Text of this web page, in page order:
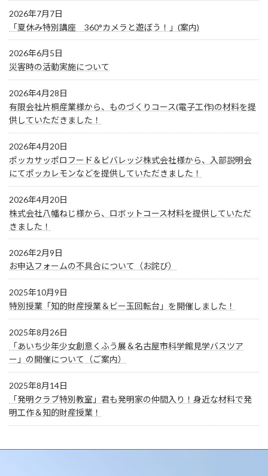
2026年7月7日
「夏休み特別講座 360°カメラと遊ぼう！」(案内)
2026年6月5日
災害時の活動実施について
2026年4月28日
有限会社片桐産業様から、ものづくりコース(電子工作)の材料を提
供していただきました！
2026年4月20日
ポッカサッポロフード＆ビバレッジ株式会社様から、入部説明会
にてポッカレモンなどを提供していただきました！
2026年4月20日
株式会社八幡ねじ様から、ロボットコース材料を提供していただ
きました！
2026年2月9日
お申込フォームの不具合について（お詫び）
2025年10月9日
特別授業「知的財産授業＆ビー玉回転台」を開催しました！
2025年8月26日
「あいち少年少女創意くふう展＆名古屋市科学館見学バスツア
ー」の開催について（ご案内）
2025年8月14日
「発明クラブ特別教室」君も発明家の仲間入り！身近な材料で発
明工作＆知的財産授業！